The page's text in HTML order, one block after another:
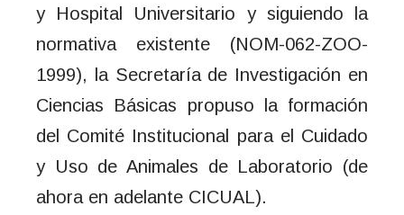
y Hospital Universitario y siguiendo la
normativa existente (NOM-062-ZOO-
1999), la Secretaría de Investigación en
Ciencias Básicas propuso la formación
del Comité Institucional para el Cuidado
y Uso de Animales de Laboratorio (de
ahora en adelante CICUAL).